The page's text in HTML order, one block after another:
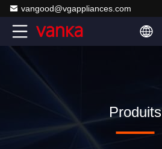
vangood@vgappliances.com
Produits